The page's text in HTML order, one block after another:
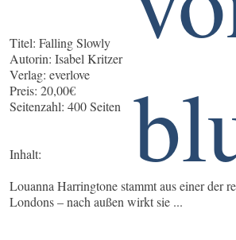
Titel: Falling Slowly
Autorin: Isabel Kritzer
Verlag: everlove
Preis: 20,00€
Seitenzahl: 400 Seiten
Inhalt:
Louanna Harringtone stammt aus einer der
Londons – nach außen wirkt sie ...